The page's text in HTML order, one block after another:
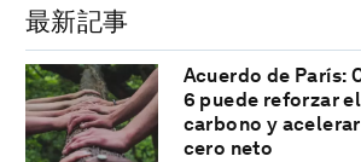
最新記事
Acuerdo de París:
6 puede reforzar
carbono y
cero neto